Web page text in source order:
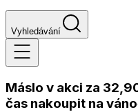
Vyhledávání
Máslo v akci za
čas nakoupit na